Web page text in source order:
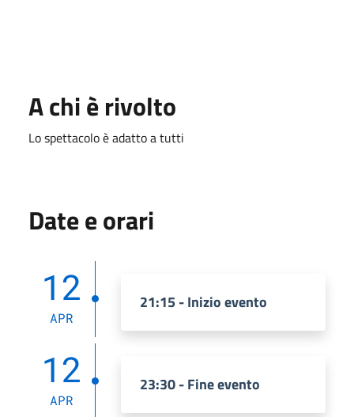
A chi è rivolto
Lo spettacolo è adatto a tutti
Date e orari
12
APR
21:15 - Inizio evento
12
APR
23:30 - Fine evento